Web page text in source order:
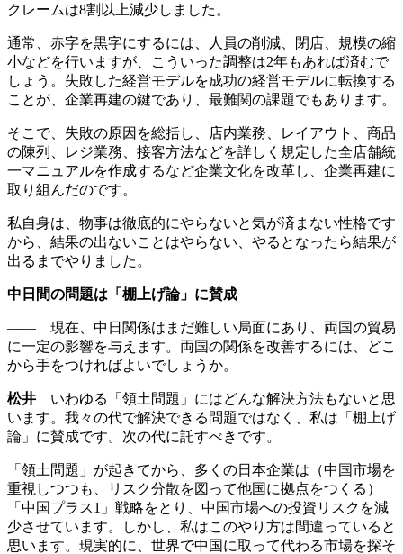
クレームは8割以上減少しました。
通常、赤字を黒字にするには、人員の削減、閉店、規模の縮
小などを行いますが、こういった調整は2年もあれば済むで
しょう。失敗した経営モデルを成功の経営モデルに転換する
ことが、企業再建の鍵であり、最難関の課題でもあります。
そこで、失敗の原因を総括し、店内業務、レイアウト、商品
の陳列、レジ業務、接客方法などを詳しく規定した全店舗統
一マニュアルを作成するなど企業文化を改革し、企業再建に
取り組んだのです。
私自身は、物事は徹底的にやらないと気が済まない性格です
から、結果の出ないことはやらない、やるとなったら結果が
出るまでやりました。
中日間の問題は 「棚上げ論」に賛成
―― 現在、中日関係はまだ難しい局面にあり、両国の貿易
に一定の影響を与えます。両国の関係を改善するには、どこ
から手をつければよいでしょうか。
松井 いわゆる「領土問題」にはどんな解決方法もないと思
います。我々の代で解決できる問題ではなく、私は「棚上げ
論」に賛成です。次の代に託すべきです。
「領土問題」が起きてから、多くの日本企業は（中国市場を
重視しつつも、リスク分散を図って他国に拠点をつくる）
「中国プラス1」戦略をとり、中国市場への投資リスクを減
少させています。しかし、私はこのやり方は間違っていると
思います。現実的に、世界で中国に取って代わる市場を探そ